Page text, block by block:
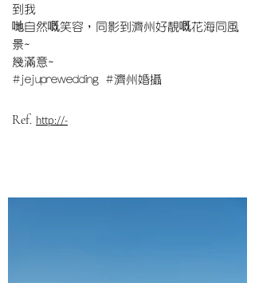
到我
哋自然嘅笑容，同影到濟州好靚嘅花海同風
景~
幾滿意~
#jejuprewedding #濟州婚攝
Ref. http://-